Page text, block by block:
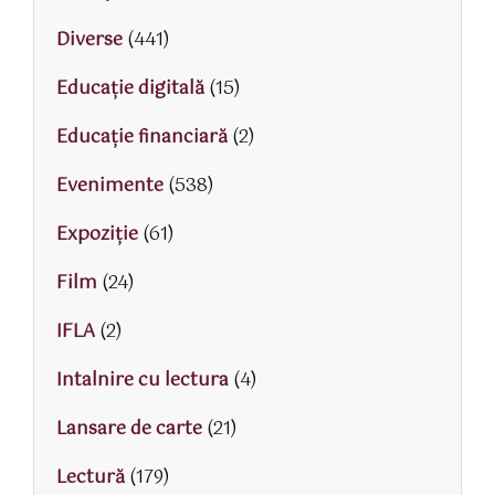
Diverse(441)
Educaţie digitală(15)
Educaţie financiară(2)
Evenimente(538)
Expoziție(61)
Film (24)
IFLA(2)
Intalnire cu lectura(4)
Lansare de carte(21)
Lectură(179)